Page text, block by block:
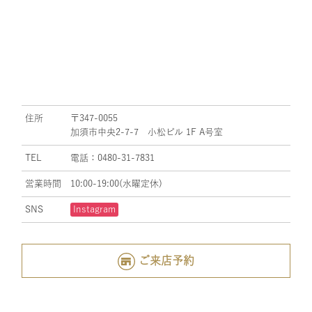
住所
〒347-0055
加須市中央2-7-7 小松ビル 1F A号室
TEL 電話：0480-31-7831
営業時間 10:00-19:00(水曜定休)
SNS Instagram
ご来店予約